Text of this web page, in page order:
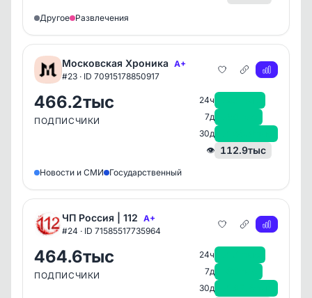
Другое Развлечения
Московская Хроника A+
#23 · ID 70915178850917
466.2тыс
ПОДПИСЧИКИ
24ч
7д
30д
👁 112.9тыс
Новости и СМИ Государственный
ЧП Россия | 112 A+
#24 · ID 71585517735964
464.6тыс
ПОДПИСЧИКИ
24ч
7д
30д